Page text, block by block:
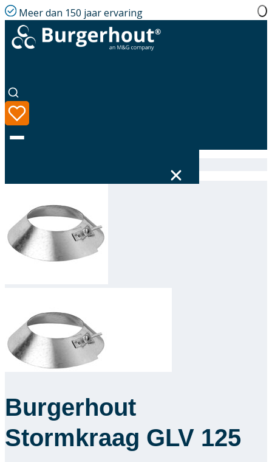
Meer dan 150 jaar ervaring
Taal
Assortiment
Oplossingen
Academy
Over ons
Burgerhout
Stormkraag GLV 125